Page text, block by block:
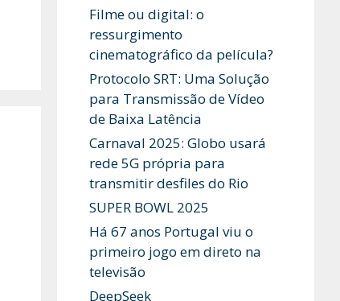
Filme ou digital: o
ressurgimento
cinematográfico da película?
Protocolo SRT: Uma Solução
para Transmissão de Vídeo
de Baixa Latência
Carnaval 2025: Globo usará
rede 5G própria para
transmitir desfiles do Rio
SUPER BOWL 2025
Há 67 anos Portugal viu o
primeiro jogo em direto na
televisão
DeepSeek